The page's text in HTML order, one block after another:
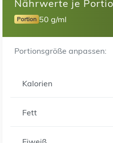
Nährwerte je
Portion 50 g/ml
Portionsgröße anpassen:
Kalorien
Fett